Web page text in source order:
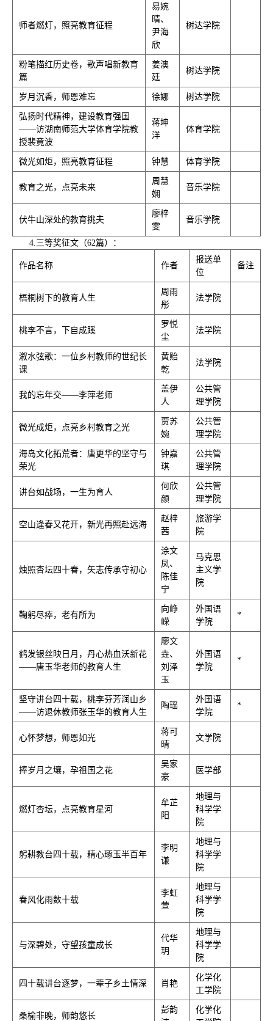
师者燃灯，照亮教育征程
易婉
晴、
尹海
欣
树达学院
粉笔描红历史卷，歌声唱新教育
篇
姜澳
廷
树达学院
岁月沉香，师恩难忘 徐娜 树达学院
弘扬时代精神，建设教育强国
——访湖南师范大学体育学院教
授裴竟波
蒋坤
洋
体育学院
微光如炬，照亮教育征程 钟慧 体育学院
教育之光，点亮未来
周慧
娴
音乐学院
伏牛山深处的教育挑夫
廖梓
雯
音乐学院
4.三等奖征文（62篇）：
作品名称 作者
报送单
位
备注
梧桐树下的教育人生
周雨
彤
法学院
桃李不言，下自成蹊
罗悦
尘
法学院
溆水弦歌：一位乡村教师的世纪长
课
黄贻
乾
法学院
我的忘年交——李萍老师
盖伊
人
公共管
理学院
微光成炬，点亮乡村教育之光
贾苏
婉
公共管
理学院
海岛文化拓荒者：唐更华的坚守与
荣光
钟嘉
琪
公共管
理学院
讲台如战场，一生为育人
何欣
颜
公共管
理学院
空山逢春又花开，新光再照赴远海
赵梓
茜
旅游学
院
烛照杏坛四十春，矢志传承守初心
涂文
凤、
陈佳
宁
马克思
主义学
院
鞠躬尽瘁，老有所为
向峥
嵘
外国语
学院
*
鹤发银丝映日月，丹心热血沃新花
——唐玉华老师的教育人生
廖文
垚、
刘泽
玉
外国语
学院
*
坚守讲台四十载，桃李芬芳润山乡
——访退休教师张玉华的教育人生
陶瑶
外国语
学院
*
心怀梦想，师恩如光
蒋可
晴
文学院
捧岁月之壤，孕祖国之花
吴家
豪
医学部
燃灯杏坛，点亮教育星河
牟芷
阳
地理与
科学学
院
躬耕教台四十载，精心琢玉半百年
李明
谦
地理与
科学学
院
春风化雨数十载
李虹
萱
地理与
科学学
院
与深碧处，守望孩童成长
代华
玥
地理与
科学学
院
四十载讲台逐梦，一辈子乡土情深 肖艳
化学化
工学院
桑榆非晚，师韵悠长
彭韵
化学化